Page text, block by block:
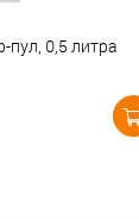
0,5 литра